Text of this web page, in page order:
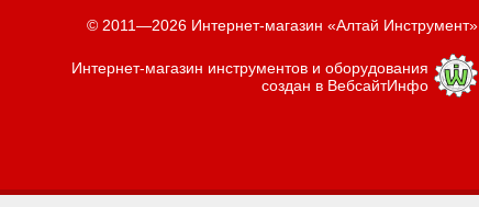
© 2011—2026 Интернет-магазин «Алтай Инструмент»
Интернет-магазин инструментов и оборудования
создан в ВебсайтИнфо